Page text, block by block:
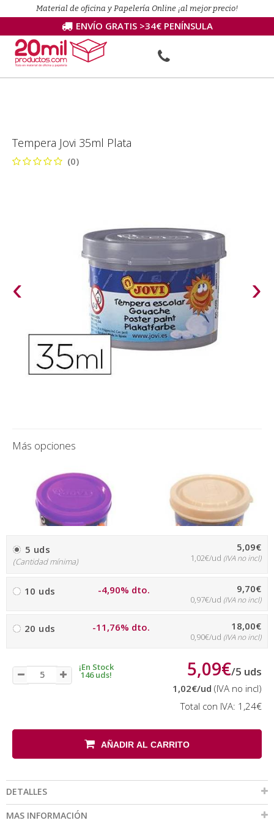
Material de oficina y Papelería Online ¡al mejor precio!
ENVÍO GRATIS >34€ PENÍNSULA
Tempera Jovi 35ml Plata
(0)
‹ ›
Más opciones
5 uds
(Cantidad mínima)
5,09€
1,02€/ud (IVA no incl)
10 uds -4,90% dto. 9,70€
0,97€/ud (IVA no incl)
20 uds -11,76% dto. 18,00€
0,90€/ud (IVA no incl)
¡En Stock
146 uds! 5,09€/5 uds
1,02€/ud (IVA no incl)
Total con IVA: 1,24€
AÑADIR AL CARRITO
DETALLES
MAS INFORMACIÓN